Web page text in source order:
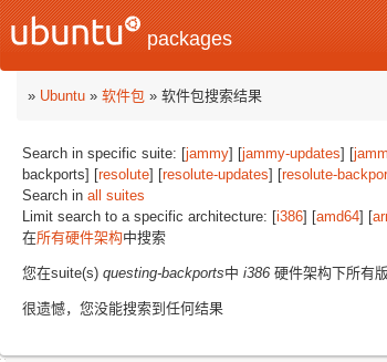
packages
» Ubuntu » 软件包 » 软件包搜索结果
Search in specific suite: [jammy] [jammy-updates] [
backports] [resolute] [resolute-updates] [resolute-
Search in all suites
Limit search to a specific architecture: [i386] [amd64] [
在所有硬件架构中搜索
您在suite(s) questing-backports中 i386 硬件架构下所有
很遗憾，您没能搜索到任何结果